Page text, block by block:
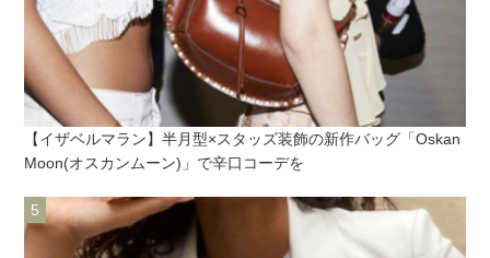
【イザベルマラン】半月型×スタッズ装飾の新作バッグ「Oskan
Moon(オスカンムーン)」で辛口コーデを